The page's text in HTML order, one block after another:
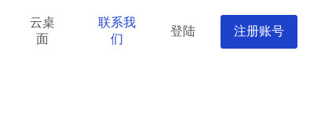
云桌
面
联系我
们
登陆 注册账号